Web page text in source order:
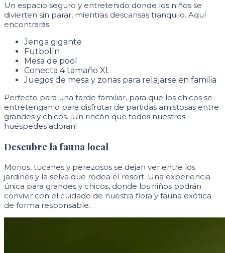
Un espacio seguro y entretenido donde los niños se
divierten sin parar, mientras descansas tranquilo. Aquí
encontrarás:
Jenga gigante
Futbolín
Mesa de pool
Conecta 4 tamaño XL
Juegos de mesa y zonas para relajarse en familia
Perfecto para una tarde familiar, para que los chicos se
entretengan o para disfrutar de partidas amistosas entre
grandes y chicos. ¡Un rincón que todos nuestros
huéspedes adoran!
Descubre la fauna local
Monos, tucanes y perezosos se dejan ver entre los
jardines y la selva que rodea el resort. Una experiencia
única para grandes y chicos, donde los niños podrán
convivir con el cuidado de nuestra flora y fauna exótica
de forma responsable.